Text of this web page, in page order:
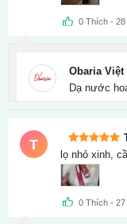
0 Thích -
Obaria Việt
Dạ nước
T
Được xếp
hạng5 5
sao
lọ nhỏ xinh,
0 Thích -